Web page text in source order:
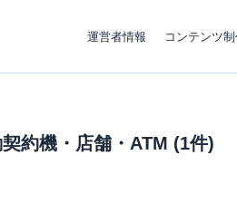
運営者情報 コンテンツ
約機・店舗・ATM (1件)